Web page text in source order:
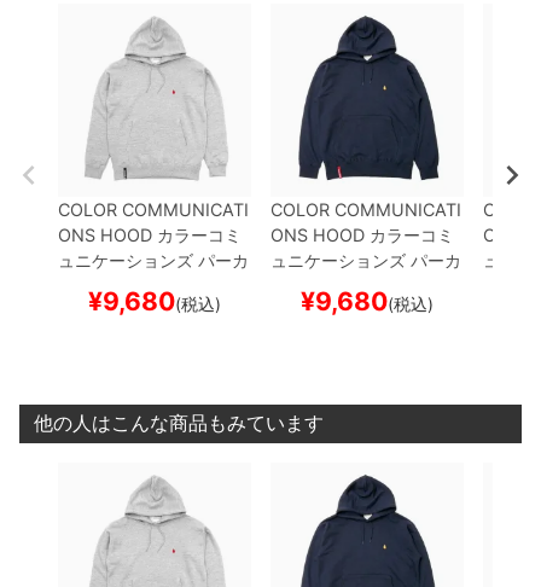
COLOR COMMUNICATI
ONS HOOD カラーコミ
ュニケーションズ パーカ
ロゴスケートボード ス
¥9,680(税込)
COLOR COMMUNICATI
ONS HOOD カラーコミ
ュニケーションズ パーカ
繍ロゴスケートボード
¥9,680(税込)
ONS
ュニケ
他の人はこんな商品もみています